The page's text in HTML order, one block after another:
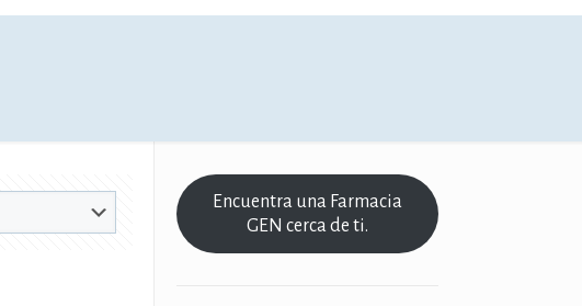
Encuentra una Farmacia
GEN cerca de ti.